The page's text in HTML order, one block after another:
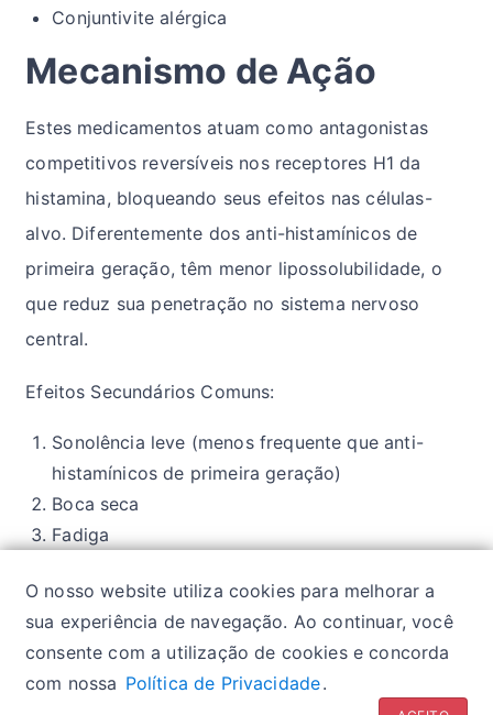
Conjuntivite alérgica
Mecanismo de Ação
Estes medicamentos atuam como antagonistas
competitivos reversíveis nos receptores H1 da
histamina, bloqueando seus efeitos nas células-
alvo. Diferentemente dos anti-histamínicos de
primeira geração, têm menor lipossolubilidade, o
que reduz sua penetração no sistema nervoso
central.
Efeitos Secundários Comuns:
Sonolência leve (menos frequente que anti-
histamínicos de primeira geração)
Boca seca
Fadiga
Desconforto gastrointestinal
O nosso website utiliza cookies para melhorar a
sua experiência de navegação. Ao continuar, você
consente com a utilização de cookies e concorda
com nossa Política de Privacidade.